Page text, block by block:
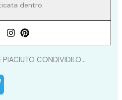
dentro.
CONDIVIDILO...